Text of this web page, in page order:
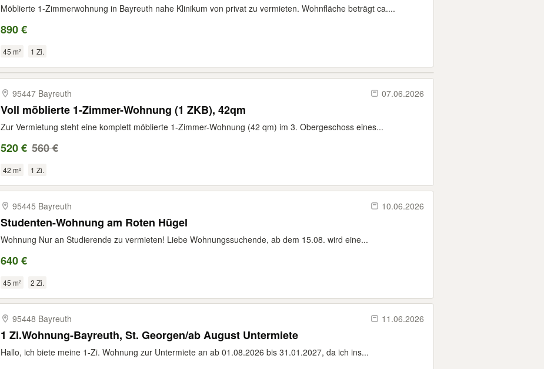
Möblierte 1-Zimmerwohnung in Bayreuth nahe Klinikum von privat zu vermieten. Wohnfläche beträgt ca....
890 €
45 m² 1 Zi.
95447 Bayreuth 07.06.2026
Voll möblierte 1-Zimmer-Wohnung (1 ZKB), 42qm
Zur Vermietung steht eine komplett möblierte 1-Zimmer-Wohnung (42 qm) im 3. Obergeschoss eines...
520 € 560 €
42 m² 1 Zi.
95445 Bayreuth 10.06.2026
Studenten-Wohnung am Roten Hügel
Wohnung Nur an Studierende zu vermieten! Liebe Wohnungssuchende, ab dem 15.08. wird eine...
640 €
45 m² 2 Zi.
95448 Bayreuth 11.06.2026
1 Zi.Wohnung-Bayreuth, St. Georgen/ab August Untermiete
Hallo, ich biete meine 1-Zi. Wohnung zur Untermiete an ab 01.08.2026 bis 31.01.2027, da ich ins...